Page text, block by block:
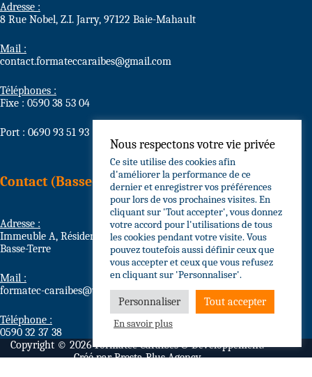
Adresse :
8 Rue Nobel, Z.I. Jarry, 97122 Baie-Mahault
Mail :
contact.formateccaraibes@gmail.com
Téléphones :
Fixe : 0590 38 53 04
Port : 0690 93 51 93
Contact (Basse-Terre)
Adresse :
Immeuble A, Résidence Grain d’Or Circonvallation, 97100
Basse-Terre
Mail :
formatec-caraibes@wanadoo.fr
Téléphone :
0590 32 37 38
Copyright © 2026 Formatec Caraïbes & Développement.
Créé parPresta Plus Agency
Nous respectons votre vie privée
Ce site utilise des cookies afin
d'améliorer la performance de ce
dernier et enregistrer vos préférences
pour lors de vos prochaines visites. En
cliquant sur 'Tout accepter', vous donnez
votre accord pour l'utilisations de tous
les cookies pendant votre visite. Vous
pouvez toutefois aussi définir ceux que
vous accepter et ceux que vous refusez
en cliquant sur 'Personnaliser'.
Personnaliser
Tout accepter
En savoir plus